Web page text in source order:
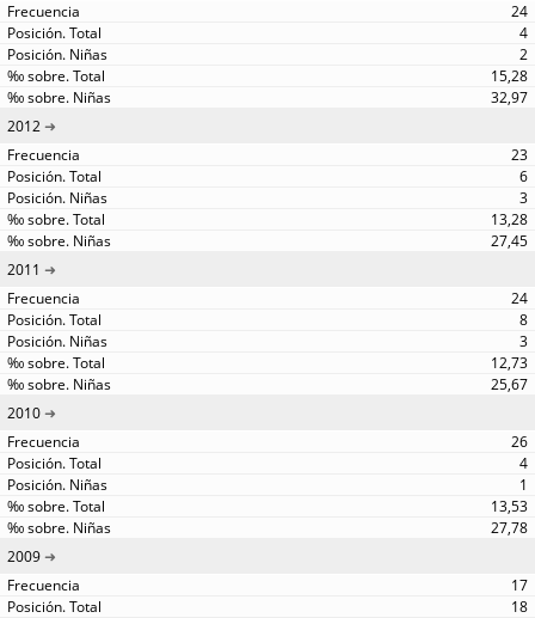
24
4
2
15,28
32,97
2012
23
6
3
13,28
27,45
2011
24
8
3
12,73
25,67
2010
26
4
1
13,53
27,78
2009
17
18